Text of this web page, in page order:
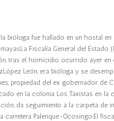
bióloga fue hallado en un hostal en
Fiscalía General del
tras el homicidio ocurrido ayer en
León, era bióloga y se
propiedad del ex gobernador de
en la colonia Los Taxistas en
da seguimiento a la carpeta de
carretera Palenque-Ocosingo.El